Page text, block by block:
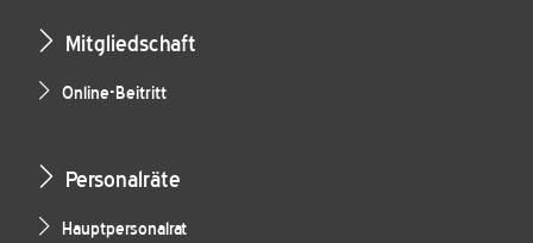
Mitgliedschaft
Online-Beitritt
Personalräte
Hauptpersonalrat